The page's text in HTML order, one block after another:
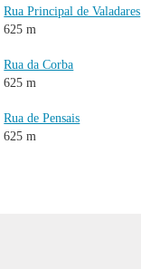
Rua Principal de Valadares
625 m
Rua da Corba
625 m
Rua de Pensais
625 m